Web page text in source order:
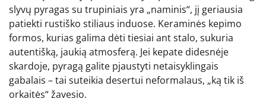
slyvų pyragas su trupiniais yra „naminis“, jį geriausia
patiekti rustiško stiliaus induose. Keraminės kepimo
formos, kurias galima dėti tiesiai ant stalo, sukuria
autentišką, jaukią atmosferą. Jei kepate didesnėje
skardoje, pyragą galite pjaustyti netaisyklingais
gabalais – tai suteikia desertui neformalaus, „ką tik iš
orkaitės“ žavesio.